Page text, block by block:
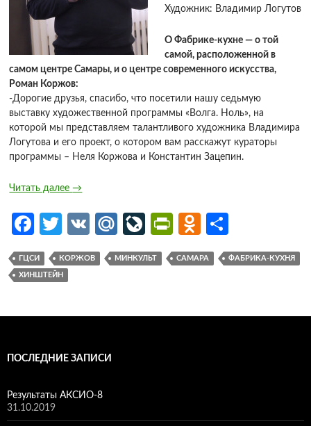
Художник: Владимир Логутов
О Фабрике-кухне — о той
самой, расположенной в
самом центре Самары, и о центре современного искусства,
Роман Коржов:
-Дорогие друзья, спасибо, что посетили нашу седьмую
выставку художественной программы «Волга. Ноль», на
которой мы представляем талантливого художника Владимира
Логутова и его проект, о котором вам расскажут кураторы
программы – Неля Коржова и Константин Зацепин.
Читать далее→
Fa
ce
b
o
T
w
itt
V
K
M
ail
.R
Li
v
eJ
ur
Pr
in
tF
e
O
d
n
kl
т
п
ав
ГЦСИ КОРЖОВ МИНКУЛЬТ САМАРА ФАБРИКА-КУХНЯ
ХИНШТЕЙН
ПОСЛЕДНИЕ ЗАПИСИ
Результаты АКСИО-8
31.10.2019